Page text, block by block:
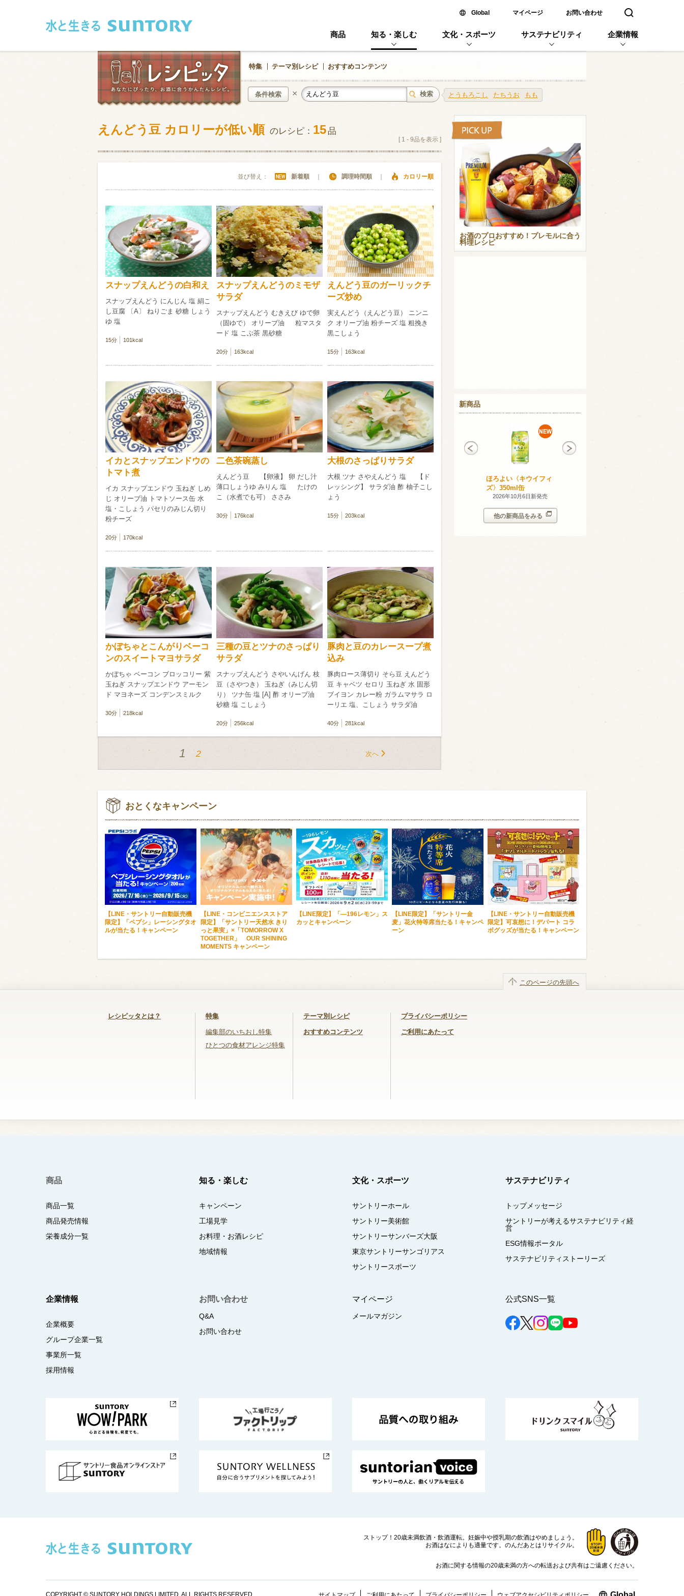
Global新しいウィンドウで開く
マイページ お問い合わせ 検索窓を開く
商品 知る・楽しむ 文化・スポーツ サステナビリティ 企業情報
特集 テーマ別レシピ おすすめコンテンツ
とうもろこし たちうお もも
条件検索 ×
和食 洋食 中華風
フレンチ アジア・エスニック その他・創作料理 スイーツ
肉 魚介類 野菜・いも類 きのこ
卵・乳製品 豆腐・豆類 加工食品系 くだもの
お米・麺
類・穀物
その他
ビール ハイボール（ウイスキー） ウイスキー・ブランデー 焼酎
赤ワイン 白ワイン
検索
えんどう豆 カロリーが低い順 のレシピ： 15品
[ 1 - 9品を表示 ]
並び替え： 新着順 調理時間順 カロリー順
スナップえんどうの白和え
スナップえんどう にんじん 塩 絹こ
し豆腐 〔A〕 ねりごま 砂糖 しょう
ゆ 塩
15分 101kcal
スナップえんどうのミモザ
サラダ
スナップえんどう むきえび ゆで卵
（固ゆで） オリーブ油 粒マスタ
ード 塩 こぶ茶 黒砂糖
20分 163kcal
えんどう豆のガーリックチ
ーズ炒め
実えんどう（えんどう豆） ニンニ
ク オリーブ油 粉チーズ 塩 粗挽き
黒こしょう
15分 163kcal
イカとスナップエンドウの
トマト煮
イカ スナップエンドウ 玉ねぎ しめ
じ オリーブ油 トマトソース缶 水
塩・こしょう パセリのみじん切り
粉チーズ
20分 170kcal
二色茶碗蒸し
えんどう豆 【卵液】 卵 だし汁
薄口しょうゆ みりん 塩 たけの
こ（水煮でも可） ささみ
30分 176kcal
大根のさっぱりサラダ
大根 ツナ さやえんどう 塩 【ド
レッシング】 サラダ油 酢 柚子こし
ょう
15分 203kcal
かぼちゃとこんがりベーコ
ンのスイートマヨサラダ
かぼちゃ ベーコン ブロッコリー 紫
玉ねぎ スナップエンドウ アーモン
ド マヨネーズ コンデンスミルク
30分 218kcal
三種の豆とツナのさっぱり
サラダ
スナップえんどう さやいんげん 枝
豆（さやつき） 玉ねぎ（みじん切
り） ツナ缶 塩 [A] 酢 オリーブ油
砂糖 塩 こしょう
20分 256kcal
豚肉と豆のカレースープ煮
込み
豚肉ロース薄切り そら豆 えんどう
豆 キャベツ セロリ 玉ねぎ 水 固形
ブイヨン カレー粉 ガラムマサラ ロ
ーリエ 塩、こしょう サラダ油
40分 281kcal
次へ
1 2
お酒のプロおすすめ！プレモルに合う
料理レシピ
新商品
ほろよい〈キウイフィ
ズ〉350ml缶
2026年10月6日新発売
酸化防止剤無添加のお
いしいワイン。スパー
他の新商品をみる
おとくなキャンペーン
【LINE・サントリー自動販売機
限定】「ペプシ」レーシングタオ
ルが当たる！キャンペーン
【LINE・コンビニエンスストア
限定】「サントリー天然水 きり
っと果実」×「TOMORROW X
TOGETHER」 OUR SHINING
MOMENTS キャンペーン
【LINE限定】「―196レモン」ス
カッとキャンペーン
【LINE限定】「サントリー金
麦」花火特等席当たる！キャンペ
ーン
【LINE・サントリー自動販売機
限定】可哀想に！デパート コラ
ボグッズが当たる！キャンペーン
レシピッタとは？ 特集
編集部のいちおし特集
ひとつの食材アレンジ特集
テーマ別レシピ
おすすめコンテンツ
プライバシーポリシー
ご利用にあたって
このページの先頭へ
商品
商品一覧
商品発売情報
栄養成分一覧
知る・楽しむ
キャンペーン
工場見学
お料理・お酒レシピ
地域情報
文化・スポーツ
サントリーホール
サントリー美術館
サントリーサンバーズ大阪
東京サントリーサンゴリアス
サントリースポーツ
サステナビリティ
トップメッセージ
サントリーが考えるサステナビリティ経
営
ESG情報ポータル
サステナビリティストーリーズ
企業情報
企業概要
グループ企業一覧
事業所一覧
採用情報
お問い合わせ
Q&A
お問い合わせ
マイページ
メールマガジン
公式SNS一覧
ストップ！20歳未満飲酒・飲酒運転。 妊娠中や授乳期の飲酒はやめましょう。
お酒はなによりも適量です。 のんだあとはリサイクル。
お酒に関する情報の20歳未満の方への転送および共有はご遠慮ください。
新しいウィ